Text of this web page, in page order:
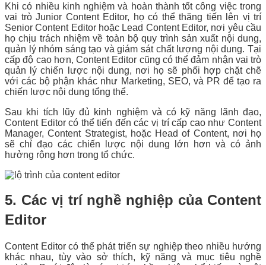
Khi có nhiều kinh nghiệm và hoàn thành tốt công việc trong
vai trò Junior Content Editor, họ có thể thăng tiến lên vị trí
Senior Content Editor hoặc Lead Content Editor, nơi yêu cầu
họ chịu trách nhiệm về toàn bộ quy trình sản xuất nội dung,
quản lý nhóm sáng tạo và giám sát chất lượng nội dung. Tại
cấp độ cao hơn, Content Editor cũng có thể đảm nhận vai trò
quản lý chiến lược nội dung, nơi họ sẽ phối hợp chặt chẽ
với các bộ phận khác như Marketing, SEO, và PR để tạo ra
chiến lược nội dung tổng thể.
Sau khi tích lũy đủ kinh nghiệm và có kỹ năng lãnh đạo,
Content Editor có thể tiến đến các vị trí cấp cao như Content
Manager, Content Strategist, hoặc Head of Content, nơi họ
sẽ chỉ đạo các chiến lược nội dung lớn hơn và có ảnh
hưởng rộng hơn trong tổ chức.
5. Các vị trí nghề nghiệp của Content
Editor
Content Editor có thể phát triển sự nghiệp theo nhiều hướng
khác nhau, tùy vào sở thích, kỹ năng và mục tiêu nghề